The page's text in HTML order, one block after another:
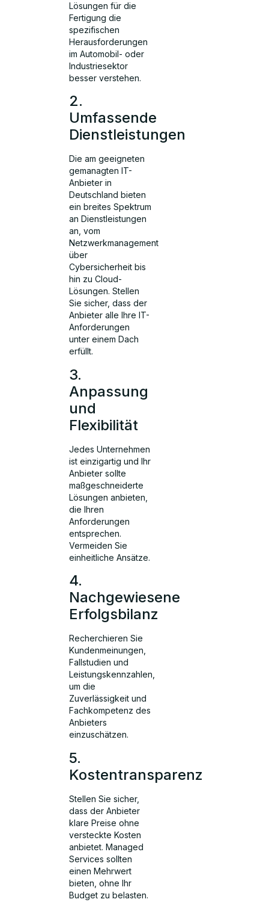
Lösungen für die
Fertigung die
spezifischen
Herausforderungen
im Automobil- oder
Industriesektor
besser verstehen.
2.
Umfassende
Dienstleistungen
Die am geeigneten
gemanagten IT-
Anbieter in
Deutschland bieten
ein breites Spektrum
an Dienstleistungen
an, vom
Netzwerkmanagement
über
Cybersicherheit bis
hin zu Cloud-
Lösungen. Stellen
Sie sicher, dass der
Anbieter alle Ihre IT-
Anforderungen
unter einem Dach
erfüllt.
3.
Anpassung
und
Flexibilität
Jedes Unternehmen
ist einzigartig und Ihr
Anbieter sollte
maßgeschneiderte
Lösungen anbieten,
die Ihren
Anforderungen
entsprechen.
Vermeiden Sie
einheitliche Ansätze.
4.
Nachgewiesene
Erfolgsbilanz
Recherchieren Sie
Kundenmeinungen,
Fallstudien und
Leistungskennzahlen,
um die
Zuverlässigkeit und
Fachkompetenz des
Anbieters
einzuschätzen.
5.
Kostentransparenz
Stellen Sie sicher,
dass der Anbieter
klare Preise ohne
versteckte Kosten
anbietet. Managed
Services sollten
einen Mehrwert
bieten, ohne Ihr
Budget zu belasten.